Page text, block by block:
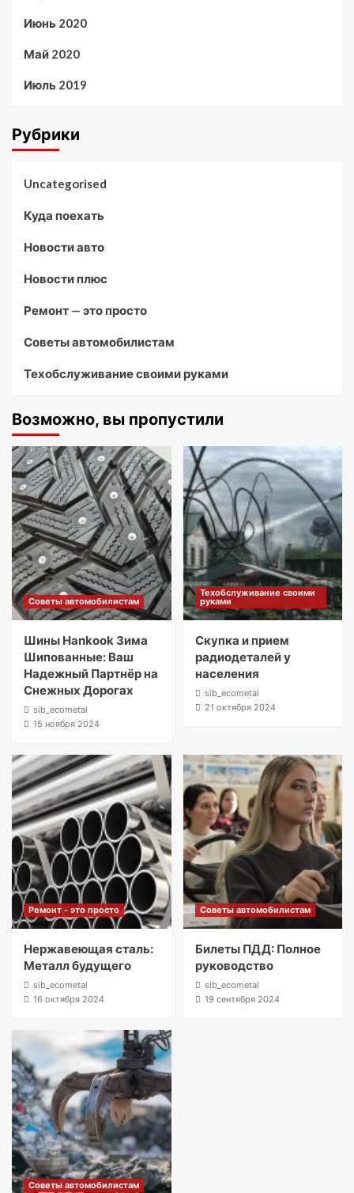
Июнь 2020
Май 2020
Июль 2019
Рубрики
Uncategorised
Куда поехать
Новости авто
Новости плюс
Ремонт — это просто
Советы автомобилистам
Техобслуживание своими руками
Возможно, вы пропустили
Советы автомобилистам
Шины Hankook Зима
Шипованные: Ваш
Надежный Партнёр на
Снежных Дорогах
sib_ecometal
15 ноября 2024
Техобслуживание своими
руками
Скупка и прием
радиодеталей у
населения
sib_ecometal
21 октября 2024
Ремонт - это просто
Нержавеющая сталь:
Металл будущего
sib_ecometal
16 октября 2024
Советы автомобилистам
Билеты ПДД: Полное
руководство
sib_ecometal
19 сентября 2024
Советы автомобилистам